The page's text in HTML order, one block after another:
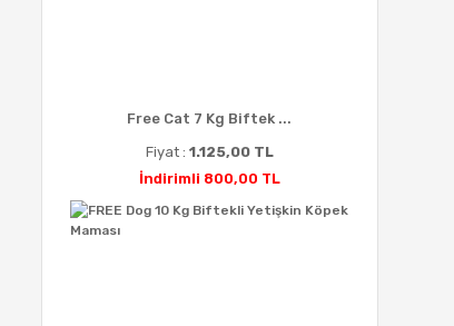
Free Cat 7 Kg Biftek ...
Fiyat : 1.125,00 TL
İndirimli 800,00 TL